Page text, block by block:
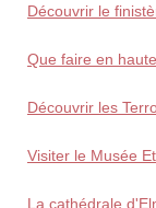
Découvrir le
Que faire en
Découvrir les
Visiter le Musée
La cathédrale